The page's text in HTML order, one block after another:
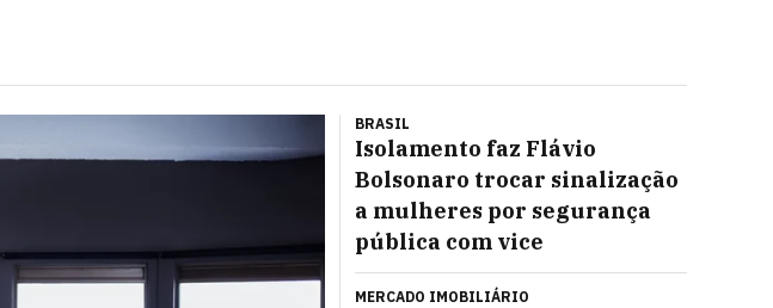
BRASIL
Isolamento faz Flávio
Bolsonaro trocar sinalização
a mulheres por segurança
pública com vice
MERCADO IMOBILIÁRIO